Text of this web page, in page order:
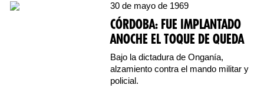
30 de mayo de 1969
CÓRDOBA: FUE IMPLANTADO
ANOCHE EL TOQUE DE QUEDA
Bajo la dictadura de Onganía,
alzamiento contra el mando militar y
policial.